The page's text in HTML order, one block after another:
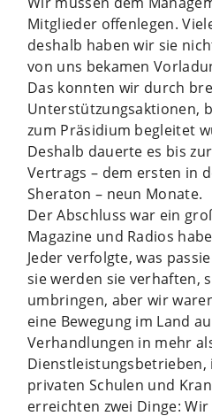
Mitglieder offenlegen.
deshalb haben wir sie
von uns bekamen
Das konnten wir durch
Unterstützungsaktionen,
zum Präsidium begleitet
Deshalb dauerte es bis
Vertrags – dem ersten in
Sheraton – neun Monate.
Der Abschluss war ein
Magazine und Radios
Jeder verfolgte, was
sie werden sie verhaften,
umbringen, aber wir
eine Bewegung im Land
Verhandlungen in mehr
Dienstleistungsbetrieben,
privaten Schulen und
erreichten zwei Dinge: